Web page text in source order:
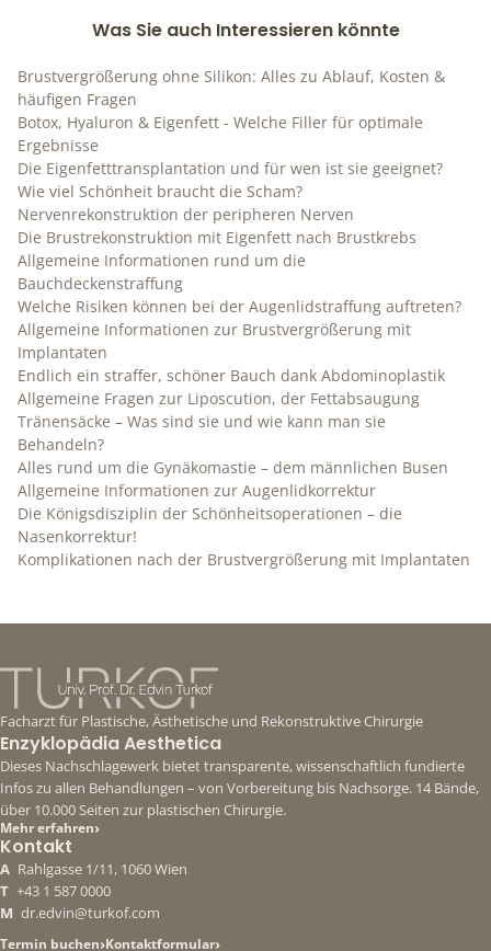
Was Sie auch Interessieren könnte
Brustvergrößerung ohne Silikon: Alles zu Ablauf, Kosten &
häufigen Fragen
Botox, Hyaluron & Eigenfett - Welche Filler für optimale
Ergebnisse
Die Eigenfetttransplantation und für wen ist sie geeignet?
Wie viel Schönheit braucht die Scham?
Nervenrekonstruktion der peripheren Nerven
Die Brustrekonstruktion mit Eigenfett nach Brustkrebs
Allgemeine Informationen rund um die
Bauchdeckenstraffung
Welche Risiken können bei der Augenlidstraffung auftreten?
Allgemeine Informationen zur Brustvergrößerung mit
Implantaten
Endlich ein straffer, schöner Bauch dank Abdominoplastik
Allgemeine Fragen zur Liposcution, der Fettabsaugung
Tränensäcke – Was sind sie und wie kann man sie
Behandeln?
Alles rund um die Gynäkomastie – dem männlichen Busen
Allgemeine Informationen zur Augenlidkorrektur
Die Königsdisziplin der Schönheitsoperationen – die
Nasenkorrektur!
Komplikationen nach der Brustvergrößerung mit Implantaten
Facharzt für Plastische, Ästhetische und Rekonstruktive Chirurgie
Enzyklopädia Aesthetica
Dieses Nachschlagewerk bietet transparente, wissenschaftlich fundierte
Infos zu allen Behandlungen – von Vorbereitung bis Nachsorge. 14 Bände,
über 10.000 Seiten zur plastischen Chirurgie.
Mehr erfahren›
Kontakt
A Rahlgasse 1/11, 1060 Wien
T +43 1 587 0000
M dr.edvin@turkof.com
Termin buchen›Kontaktformular›